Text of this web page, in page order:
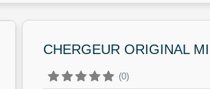
CHERGEUR ORIGINAL
(0)